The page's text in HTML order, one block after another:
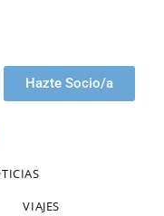
Hazte Socio/a
VIAJES